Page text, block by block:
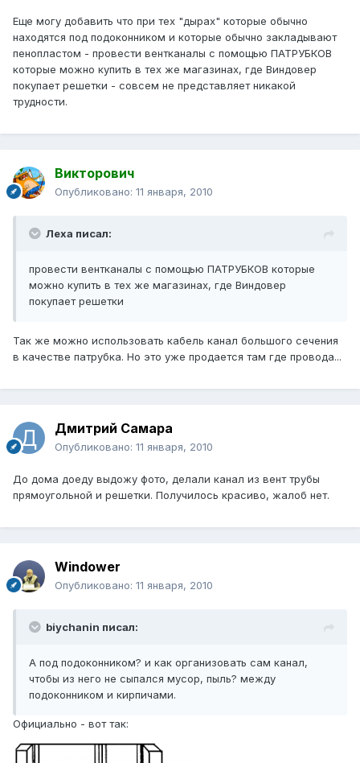
Еще могу добавить что при тех "дырах" которые обычно
находятся под подоконником и которые обычно закладывают
пенопластом - провести вентканалы с помощью ПАТРУБКОВ
которые можно купить в тех же магазинах, где Виндовер
покупает решетки - совсем не представляет никакой
трудности.
Викторович
Опубликовано: 11 января, 2010
Леха писал:
провести вентканалы с помощью ПАТРУБКОВ которые
можно купить в тех же магазинах, где Виндовер
покупает решетки
Так же можно использовать кабель канал большого сечения
в качестве патрубка. Но это уже продается там где провода...
Дмитрий Самара
Опубликовано: 11 января, 2010
До дома доеду выдожу фото, делали канал из вент трубы
прямоугольной и решетки. Получилось красиво, жалоб нет.
Windower
Опубликовано: 11 января, 2010
biychanin писал:
А под подоконником? и как организовать сам канал,
чтобы из него не сыпался мусор, пыль? между
подоконником и кирпичами.
Официально - вот так: